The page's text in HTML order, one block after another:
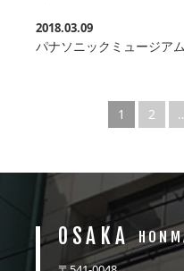
2018.03.09
パナソニックミュージア
1 2
OSAKA